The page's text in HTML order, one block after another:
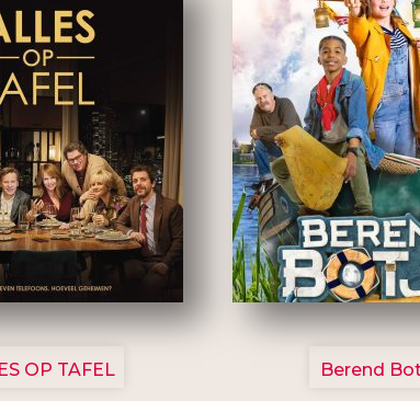
3154
OP TAFEL
2799
Berend